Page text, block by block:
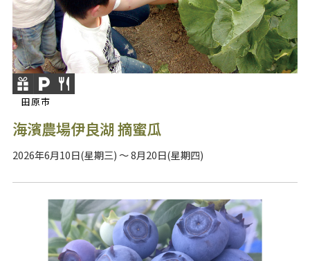
田原市
海濱農場伊良湖 摘蜜瓜
2026年6月10日(星期三) ～ 8月20日(星期四)